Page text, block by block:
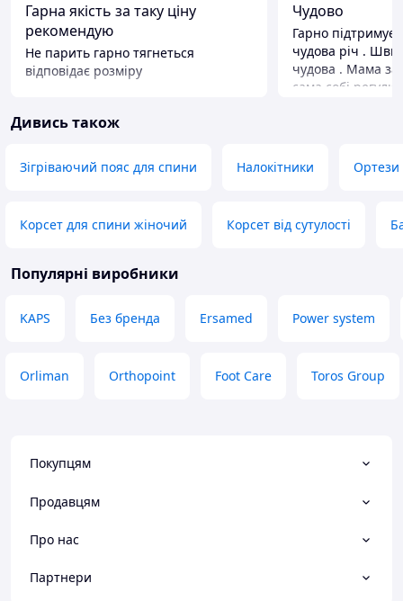
Гарна якість за таку ціну
рекомендую
Не парить гарно тягнеться
відповідає розміру
Чудово
Гарно
чудова річ .
чудова . Мама
сама собі
Підтримує та
Дивись також
Зігріваючий пояс для спини Налокітники Ортези
Корсет для спини жіночий Корсет від сутулості
Популярні виробники
KAPS Без бренда Ersamed Power system
Orliman Orthopoint Foot Care Toros Group
Покупцям
Продавцям
Про нас
Партнери